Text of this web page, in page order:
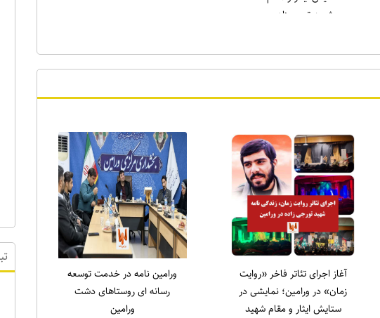
که علی (ع) را خانه‌نشین
آغاز اجرای تئاتر فاخر «روایت
زمان» در ورامین؛ نمایشی در
ستایش ایثار و مقام شهید
ورامین نامه در خدمت توسعه
رسانه ای روستاهای دشت
ورامین